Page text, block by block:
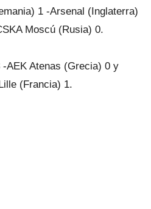
1 -Arsenal (Inglaterra)
Moscú (Rusia) 0.
AEK Atenas (Grecia) 0 y
(Francia) 1.